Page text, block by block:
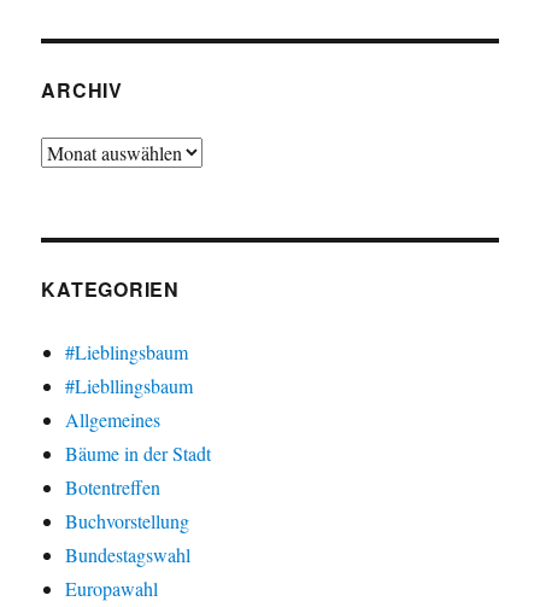
ARCHIV
Archiv
KATEGORIEN
#Lieblingsbaum
#Liebllingsbaum
Allgemeines
Bäume in der Stadt
Botentreffen
Buchvorstellung
Bundestagswahl
Europawahl